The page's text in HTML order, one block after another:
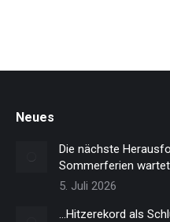
Neues
Die nächste
Sommerferien
5. Juli 2026
…Hitzerekord als